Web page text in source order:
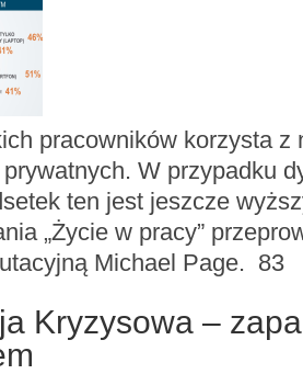
pracowników korzysta z
W przypadku
ten jest jeszcze
„Życie w pracy”
Michael Page. 83
Kryzysowa –